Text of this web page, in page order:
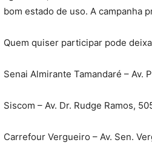
bom estado de uso. A campanha
Quem quiser participar pode
Senai Almirante Tamandaré – Av.
Siscom – Av. Dr. Rudge Ramos,
Carrefour Vergueiro – Av. Sen.